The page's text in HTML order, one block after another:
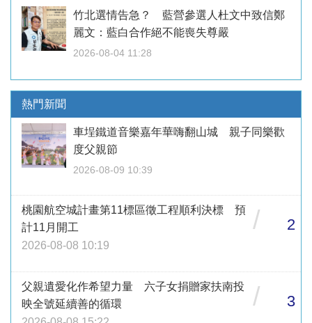
竹北選情告急？ 藍營參選人杜文中致信鄭
麗文：藍白合作絕不能喪失尊嚴
2026-08-04 11:28
熱門新聞
車埕鐵道音樂嘉年華嗨翻山城 親子同樂歡
度父親節
2026-08-09 10:39
桃園航空城計畫第11標區徵工程順利決標 預
計11月開工
2026-08-08 10:19
/ 2
父親遺愛化作希望力量 六子女捐贈家扶南投
映全號延續善的循環
/ 3